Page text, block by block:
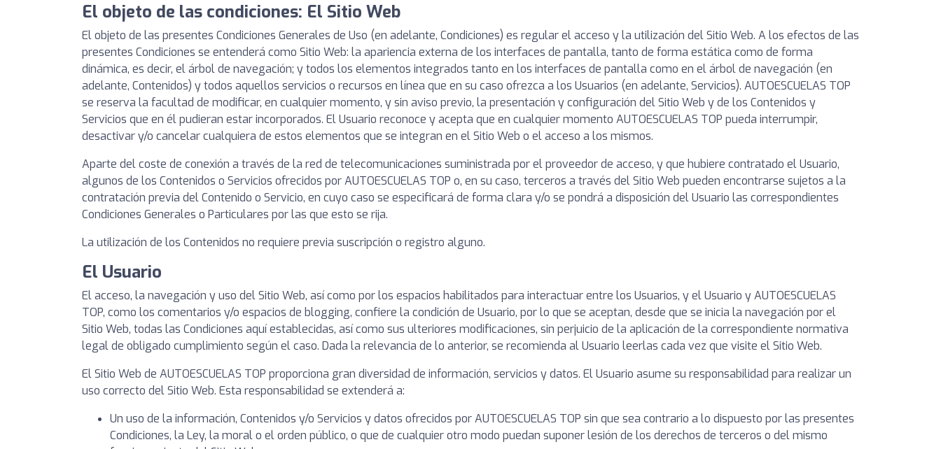
El objeto de las condiciones: El Sitio Web
El objeto de las presentes Condiciones Generales de Uso (en adelante, Condiciones) es regular el acceso y la utilización del Sitio Web. A los efectos de las
presentes Condiciones se entenderá como Sitio Web: la apariencia externa de los interfaces de pantalla, tanto de forma estática como de forma
dinámica, es decir, el árbol de navegación; y todos los elementos integrados tanto en los interfaces de pantalla como en el árbol de navegación (en
adelante, Contenidos) y todos aquellos servicios o recursos en línea que en su caso ofrezca a los Usuarios (en adelante, Servicios). AUTOESCUELAS TOP
se reserva la facultad de modificar, en cualquier momento, y sin aviso previo, la presentación y configuración del Sitio Web y de los Contenidos y
Servicios que en él pudieran estar incorporados. El Usuario reconoce y acepta que en cualquier momento AUTOESCUELAS TOP pueda interrumpir,
desactivar y/o cancelar cualquiera de estos elementos que se integran en el Sitio Web o el acceso a los mismos.
Aparte del coste de conexión a través de la red de telecomunicaciones suministrada por el proveedor de acceso, y que hubiere contratado el Usuario,
algunos de los Contenidos o Servicios ofrecidos por AUTOESCUELAS TOP o, en su caso, terceros a través del Sitio Web pueden encontrarse sujetos a la
contratación previa del Contenido o Servicio, en cuyo caso se especificará de forma clara y/o se pondrá a disposición del Usuario las correspondientes
Condiciones Generales o Particulares por las que esto se rija.
La utilización de los Contenidos no requiere previa suscripción o registro alguno.
El Usuario
El acceso, la navegación y uso del Sitio Web, así como por los espacios habilitados para interactuar entre los Usuarios, y el Usuario y AUTOESCUELAS
TOP, como los comentarios y/o espacios de blogging, confiere la condición de Usuario, por lo que se aceptan, desde que se inicia la navegación por el
Sitio Web, todas las Condiciones aquí establecidas, así como sus ulteriores modificaciones, sin perjuicio de la aplicación de la correspondiente normativa
legal de obligado cumplimiento según el caso. Dada la relevancia de lo anterior, se recomienda al Usuario leerlas cada vez que visite el Sitio Web.
El Sitio Web de AUTOESCUELAS TOP proporciona gran diversidad de información, servicios y datos. El Usuario asume su responsabilidad para realizar un
uso correcto del Sitio Web. Esta responsabilidad se extenderá a:
Un uso de la información, Contenidos y/o Servicios y datos ofrecidos por AUTOESCUELAS TOP sin que sea contrario a lo dispuesto por las presentes
Condiciones, la Ley, la moral o el orden público, o que de cualquier otro modo puedan suponer lesión de los derechos de terceros o del mismo